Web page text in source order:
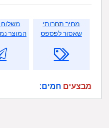
מחיר תחרותי
שאסור לפספס
משלוח
המוצר
מבצעים חמים: